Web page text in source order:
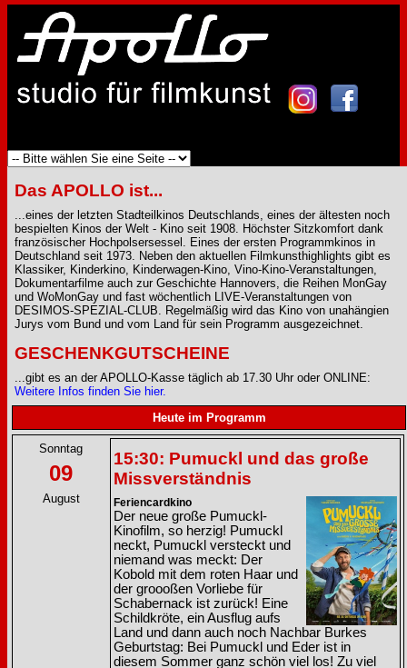
Das APOLLO ist...
...eines der letzten Stadteilkinos Deutschlands, eines der ältesten noch
bespielten Kinos der Welt - Kino seit 1908. Höchster Sitzkomfort dank
französischer Hochpolsersessel. Eines der ersten Programmkinos in
Deutschland seit 1973. Neben den aktuellen Filmkunsthighlights gibt es
Klassiker, Kinderkino, Kinderwagen-Kino, Vino-Kino-Veranstaltungen,
Dokumentarfilme auch zur Geschichte Hannovers, die Reihen MonGay
und WoMonGay und fast wöchentlich LIVE-Veranstaltungen von
DESIMOS-SPEZIAL-CLUB. Regelmäßig wird das Kino von unahängien
Jurys vom Bund und vom Land für sein Programm ausgezeichnet.
GESCHENKGUTSCHEINE
...gibt es an der APOLLO-Kasse täglich ab 17.30 Uhr oder ONLINE:
Weitere Infos finden Sie hier.
Heute im Programm
Sonntag
09
August
15:30: Pumuckl und das große
Missverständnis
Feriencardkino
Der neue große Pumuckl-
Kinofilm, so herzig! Pumuckl
neckt, Pumuckl versteckt und
niemand was meckt: Der
Kobold mit dem roten Haar und
der groooßen Vorliebe für
Schabernack ist zurück! Eine
Schildkröte, ein Ausflug aufs
Land und dann auch noch Nachbar Burkes
Geburtstag: Bei Pumuckl und Eder ist in
diesem Sommer ganz schön viel los! Zu viel